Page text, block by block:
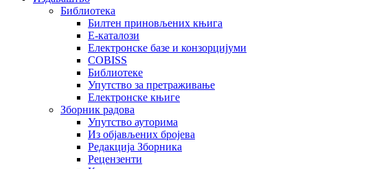
Библиотека
Билтен приновљених књига
Е-каталози
Електронске базе и конзорцијуми
COBISS
Библиотеке
Упутство за претраживање
Електронске књиге
Зборник радова
Упутство ауторима
Из објављених бројева
Редакција Зборника
Рецензенти